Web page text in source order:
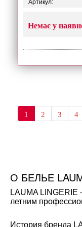
Артикул:
Немає у
1 2 3 4
О БЕЛЬЕ
LAUMA LINGERIE
летним
История бренда